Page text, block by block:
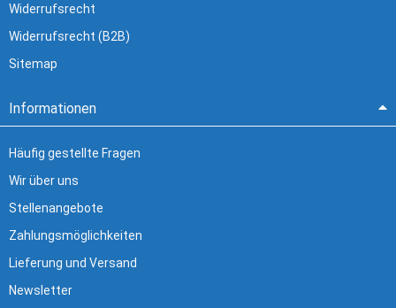
Widerrufsrecht
Widerrufsrecht (B2B)
Sitemap
Informationen
Häufig gestellte Fragen
Wir über uns
Stellenangebote
Zahlungsmöglichkeiten
Lieferung und Versand
Newsletter